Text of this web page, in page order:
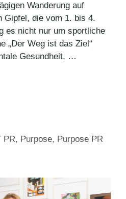
Wanderung auf
Gipfel, die vom 1. bis 4.
es nicht nur um sportliche
„Der Weg ist das Ziel“
Gesundheit, …
PR, Purpose, Purpose PR